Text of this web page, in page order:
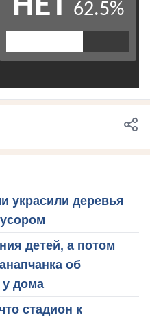
украсили деревья
детей, а потом
об
дома
стадион к